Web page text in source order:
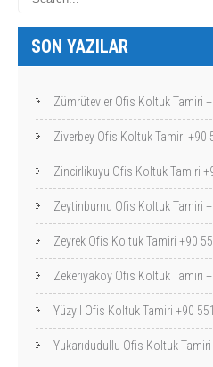
SON YAZILAR
Zümrütevler Ofis Koltuk Tamiri
Ziverbey Ofis Koltuk Tamiri +90
Zincirlikuyu Ofis Koltuk Tamiri
Zeytinburnu Ofis Koltuk Tamiri
Zeyrek Ofis Koltuk Tamiri +90
Zekeriyaköy Ofis Koltuk Tamiri
Yüzyıl Ofis Koltuk Tamiri +90
Yukarıdudullu Ofis Koltuk